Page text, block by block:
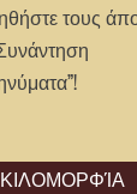
τους